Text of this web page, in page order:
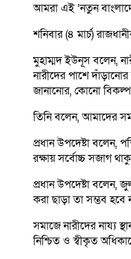
আমরা এই ‘নতুন
শনিবার (৪ মার্চ)
মুহাম্মদ ইউনূস বলেন,
নারীদের পাশে
জানানোর, কোনো
তিনি বলেন, আমাদের
প্রধান উপদেষ্টা বলেন,
রক্ষায় সর্বোচ্চ সজাগ
প্রধান উপদেষ্টা বলেন,
করা ছাড়া তা সম্ভব
সমাজে নারীদের নায্য
নিশ্চিত ও স্বীকৃত